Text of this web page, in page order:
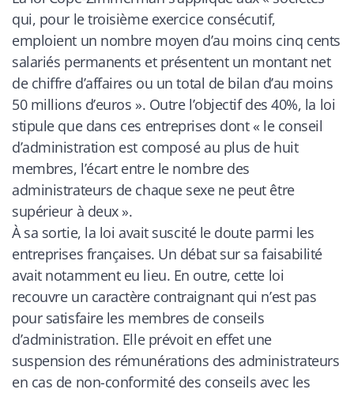
qui, pour le troisième exercice consécutif,
emploient un nombre moyen d’au moins cinq cents
salariés permanents et présentent un montant net
de chiffre d’affaires ou un total de bilan d’au moins
50 millions d’euros ». Outre l’objectif des 40%, la loi
stipule que dans ces entreprises dont « le conseil
d’administration est composé au plus de huit
membres, l’écart entre le nombre des
administrateurs de chaque sexe ne peut être
supérieur à deux ».
À sa sortie, la loi avait suscité le doute parmi les
entreprises françaises. Un débat sur sa faisabilité
avait notamment eu lieu. En outre, cette loi
recouvre un caractère contraignant qui n’est pas
pour satisfaire les membres de conseils
d’administration. Elle prévoit en effet une
suspension des rémunérations des administrateurs
en cas de non-conformité des conseils avec les